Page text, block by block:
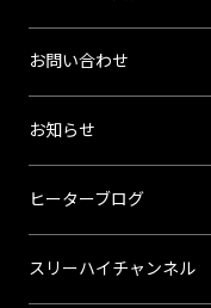
お問い合わせ
お知らせ
ヒーターブログ
スリーハイチャンネル